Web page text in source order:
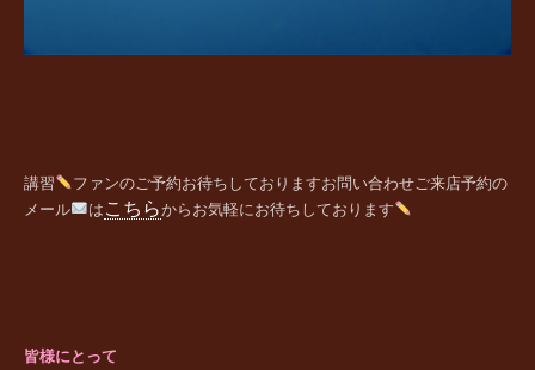
講習 ファンの ご予約お待ちしておりますお問い合わせご来店予約の
メール
は こちらからお気軽にお待ちしております
皆様にとって